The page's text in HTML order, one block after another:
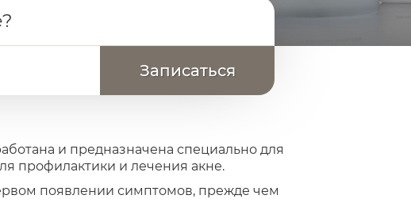
и предназначена специально для
профилактики и лечения акне.
появлении симптомов, прежде чем